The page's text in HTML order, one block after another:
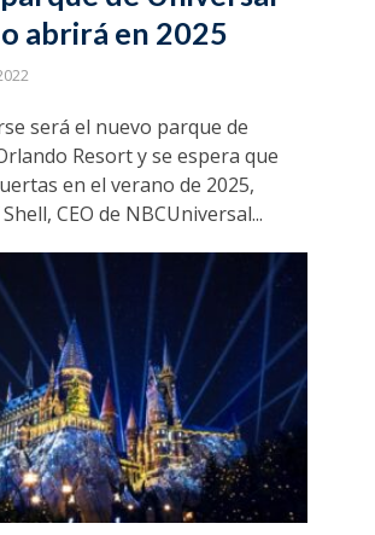
abrirá en 2025
será el nuevo parque de
Resort y se espera que
en el verano de 2025,
CEO de NBCUniversal...